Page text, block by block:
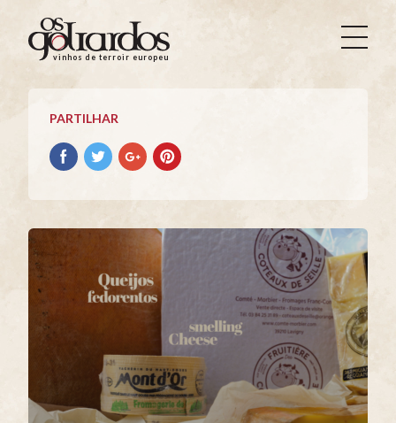
Os
Goliardos
Vinhos
Terroir
Europeus
vinhos de terroir europeus
PARTILHAR
Partilhar
no
Partilhar
no
Partilhar
no
Partilhar
no